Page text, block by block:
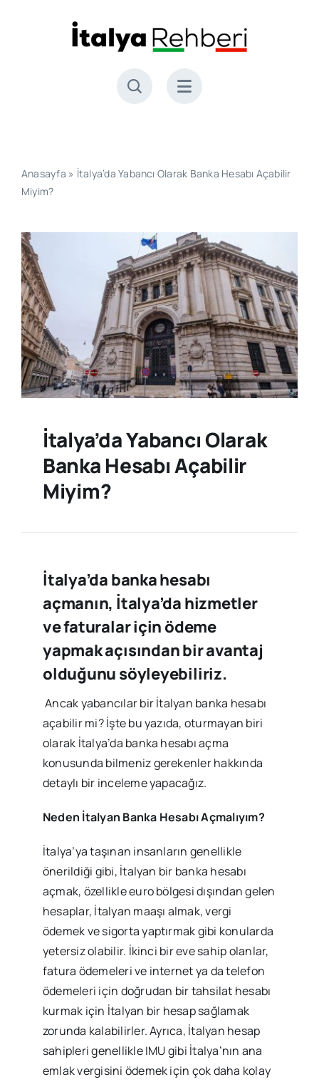
Anasayfa » İtalya’da Yabancı Olarak Banka Hesabı Açabilir
Miyim?
İtalya’da Yabancı Olarak
Banka Hesabı Açabilir
Miyim?
İtalya’da banka hesabı
açmanın, İtalya’da hizmetler
ve faturalar için ödeme
yapmak açısından bir avantaj
olduğunu söyleyebiliriz.
Ancak yabancılar bir İtalyan banka hesabı
açabilir mi? İşte bu yazıda, oturmayan biri
olarak İtalya’da banka hesabı açma
konusunda bilmeniz gerekenler hakkında
detaylı bir inceleme yapacağız.
Neden İtalyan Banka Hesabı Açmalıyım?
İtalya’ya taşınan insanların genellikle
önerildiği gibi, İtalyan bir banka hesabı
açmak, özellikle euro bölgesi dışından gelen
hesaplar, İtalyan maaşı almak, vergi
ödemek ve sigorta yaptırmak gibi konularda
yetersiz olabilir. İkinci bir eve sahip olanlar,
fatura ödemeleri ve internet ya da telefon
ödemeleri için doğrudan bir tahsilat hesabı
kurmak için İtalyan bir hesap sağlamak
zorunda kalabilirler. Ayrıca, İtalyan hesap
sahipleri genellikle IMU gibi İtalya’nın ana
emlak vergisini ödemek için çok daha kolay